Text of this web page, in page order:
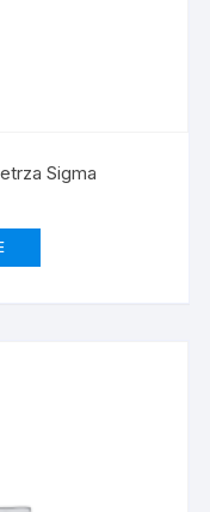
Sigma